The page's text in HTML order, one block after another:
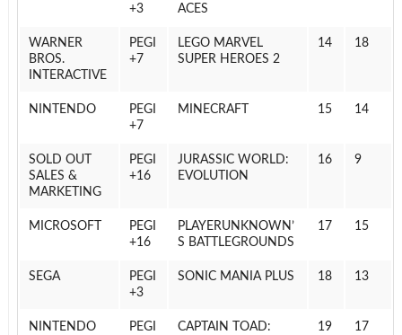
ACES
3+
18
14
LEGO MARVEL
SUPER HEROES 2
PEGI
7+
WARNER
BROS.
INTERACTIVE
14
15
MINECRAFT
PEGI
7+
NINTENDO
9
16
JURASSIC WORLD:
EVOLUTION
PEGI
16+
SOLD OUT
SALES &
MARKETING
15
17
PLAYERUNKNOWN’
S BATTLEGROUNDS
PEGI
16+
MICROSOFT
13
18
SONIC MANIA PLUS
PEGI
3+
SEGA
17
19
CAPTAIN TOAD:
PEGI
NINTENDO